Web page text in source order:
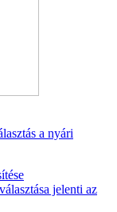
a nyári
jelenti az